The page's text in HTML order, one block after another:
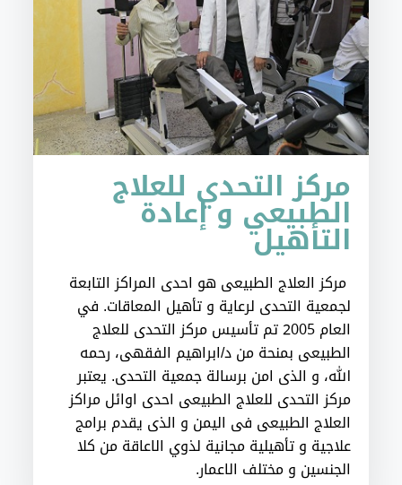
مركز التحدي للعلاج
الطبيعي و إعادة
التأهيل
مركز العلاج الطبيعي هو احدى المراكز التابعة
لجمعية التحدي لرعاية و تأهيل المعاقات. في
العام 2005 تم تأسيس مركز التحدي للعلاج
الطبيعي بمنحة من د/ابراهيم الفقهي، رحمه
الله، و الذي امن برسالة جمعية التحدي. يعتبر
مركز التحدي للعلاج الطبيعي احدي اوائل مراكز
العلاج الطبيعي في اليمن و الذي يقدم برامج
علاجية و تأهيلية مجانية لذوي الاعاقة من كلا
الجنسين و مختلف الاعمار.